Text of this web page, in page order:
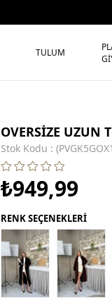
TULUM
OVERSİZE UZUN
Stok Kodu
₺949,99
RENK SEÇENEKLERİ